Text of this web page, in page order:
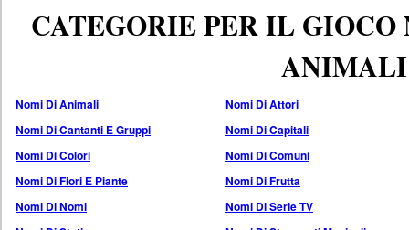
CATEGORIE PER IL
ANIMALI
Nomi Di Animali
Nomi Di Attori
Nomi Di Cantanti E Gruppi
Nomi Di Capitali
Nomi Di Colori
Nomi Di Comuni
Nomi Di Fiori E Piante
Nomi Di Frutta
Nomi Di Nomi
Nomi Di Serie TV